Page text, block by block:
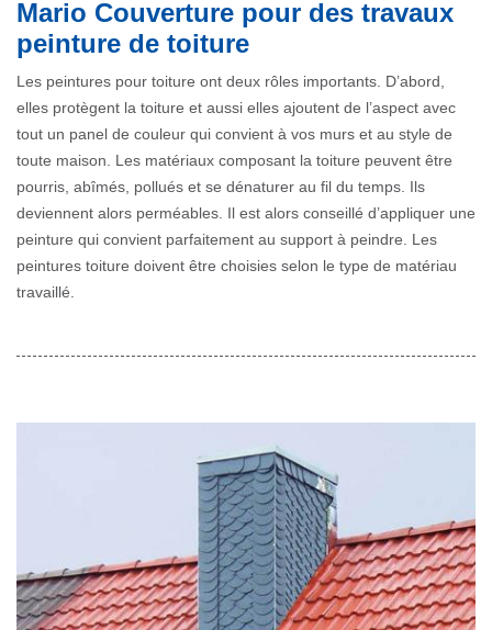
Mario Couverture pour des travaux
peinture de toiture
Les peintures pour toiture ont deux rôles importants. D’abord,
elles protègent la toiture et aussi elles ajoutent de l’aspect avec
tout un panel de couleur qui convient à vos murs et au style de
toute maison. Les matériaux composant la toiture peuvent être
pourris, abîmés, pollués et se dénaturer au fil du temps. Ils
deviennent alors perméables. Il est alors conseillé d’appliquer une
peinture qui convient parfaitement au support à peindre. Les
peintures toiture doivent être choisies selon le type de matériau
travaillé.